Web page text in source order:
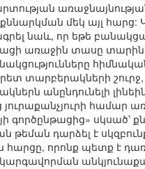
մեկ այլ հարց:
նաև, որ եթե
առաջին տասը
տարբերակների շուրջ,
անընդունելի
յուրաքանչյուրի համար
գործընթացից» սկսած՝
թեման դարձել է
հարցը, որոնք պետք է